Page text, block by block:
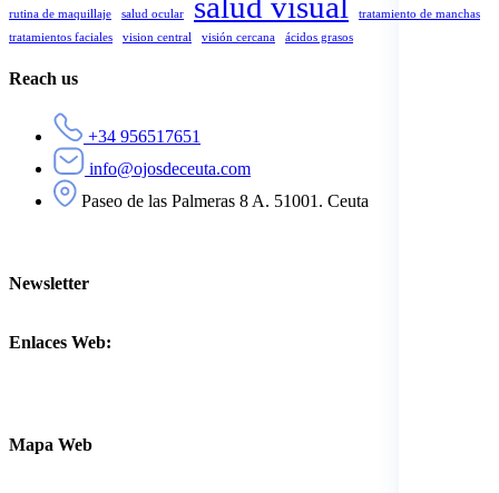
rutina de maquillaje salud ocular
tratamiento de manchas
tratamientos faciales
vision central visión cercana ácidos grasos
Reach us
+34 956517651
info@ojosdeceuta.com
Paseo de las Palmeras 8 A. 51001. Ceuta
Newsletter
Enlaces Web:
Mapa Web